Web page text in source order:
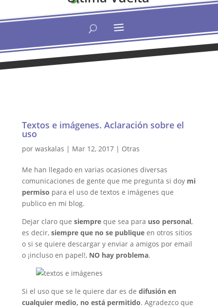
Textos e imágenes. Aclaración sobre el
uso
por waskalas | Mar 12, 2017| Otras
Me han llegado en varias ocasiones diversas
comunicaciones de gente que me pregunta si doy mi
permiso para el uso de textos e imágenes que
publico en mi blog.
Dejar claro que siempreque sea para uso personal,
es decir, siempre que no se publiqueen otros sitios
o si se quiere descargar y enviar a amigos por email
o ¡incluso en papel!, NO hay problema.
Si el uso que se le quiere dar es de difusión en
cualquier medio, no está permitido. Agradezco que